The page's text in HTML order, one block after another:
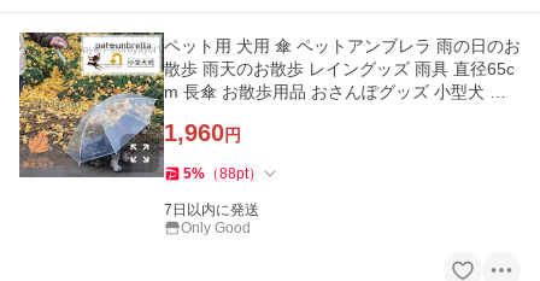
ペット用 犬用 傘 ペットアンブレラ 雨の日のお
散歩 雨天のお散歩 レイングッズ 雨具 直径65c
m 長傘 お散歩用品 おさんぽグッズ 小型犬 ペ
1,960円
5% （88pt）
7日以内に発送
Only Good